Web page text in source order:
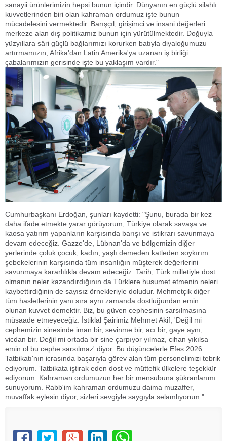
sanayii ürünlerimizin hepsi bunun içindir. Dünyanın en güçlü silahlı
kuvvetlerinden biri olan kahraman ordumuz işte bunun
mücadelesini vermektedir. Barışçıl, girişimci ve insani değerleri
merkeze alan dış politikamız bunun için yürütülmektedir. Doğuyla
yüzyıllara sâri güçlü bağlarımızı korurken batıyla diyaloğumuzu
artırmamızın, Afrika'dan Latin Amerika'ya uzanan iş birliği
çabalarımızın gerisinde işte bu yaklaşım vardır."
Cumhurbaşkanı Erdoğan, şunları kaydetti: "Şunu, burada bir kez
daha ifade etmekte yarar görüyorum, Türkiye olarak savaşa ve
kaosa yatırım yapanların karşısında barışı ve istikrarı savunmaya
devam edeceğiz. Gazze'de, Lübnan'da ve bölgemizin diğer
yerlerinde çoluk çocuk, kadın, yaşlı demeden katleden soykırım
şebekelerinin karşısında tüm insanlığın müşterek değerlerini
savunmaya kararlılıkla devam edeceğiz. Tarih, Türk milletiyle dost
olmanın neler kazandırdığının da Türklere husumet etmenin neleri
kaybettirdiğinin de sayısız örnekleriyle doludur. Mehmetçik diğer
tüm hasletlerinin yanı sıra aynı zamanda dostluğundan emin
olunan kuvvet demektir. Biz, bu güven cephesinin sarsılmasına
müsaade etmeyeceğiz. İstiklal Şairimiz Mehmet Akif, 'Değil mi
cephemizin sinesinde iman bir, sevinme bir, acı bir, gaye aynı,
vicdan bir. Değil mi ortada bir sine çarpıyor yılmaz, cihan yıkılsa
emin ol bu cephe sarsılmaz' diyor. Bu düşüncelerle Efes 2026
Tatbikatı'nın icrasında başarıyla görev alan tüm personelimizi tebrik
ediyorum. Tatbikata iştirak eden dost ve müttefik ülkelere teşekkür
ediyorum. Kahraman ordumuzun her bir mensubuna şükranlarımı
sunuyorum. Rabb'im kahraman ordumuzu daima muzaffer,
muvaffak eylesin diyor, sizleri sevgiyle saygıyla selamlıyorum."